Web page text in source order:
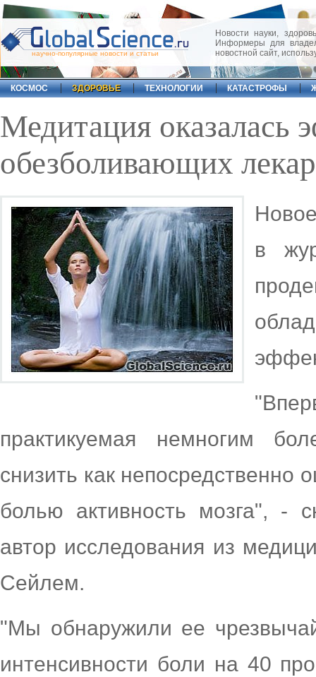
научно-популярные новости и статьи
Новости науки,
Информеры для
новостной сайт,
КОСМОС ЗДОРОВЬЕ ТЕХНОЛОГИИ КАТАСТРОФЫ
Медитация оказалась
обезболивающих
в
практикуемая немногим
снизить как непосредственно
болью активность мозга", -
автор исследования из
Сейлем.
"Мы обнаружили ее
интенсивности боли на 40